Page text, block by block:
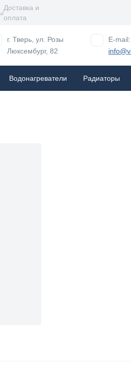
Доставка и
оплата
г. Тверь, ул. Розы
Люксембург, 82
E-mail:
Водонагреватели Радиаторы